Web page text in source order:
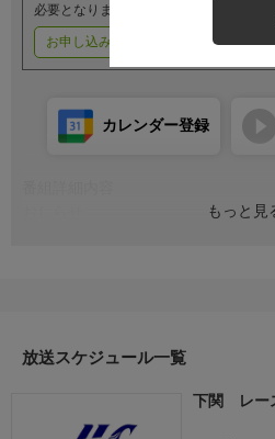
必要となります。
お申し込みはこちら ご利用料
もっと見
カレンダー登録
放送スケジュール一覧
下関 レー